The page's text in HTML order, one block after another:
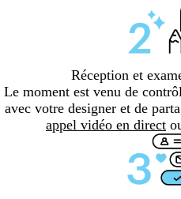
Réception et
Le moment est venu de
avec votre designer et de
appel vidéo en direct